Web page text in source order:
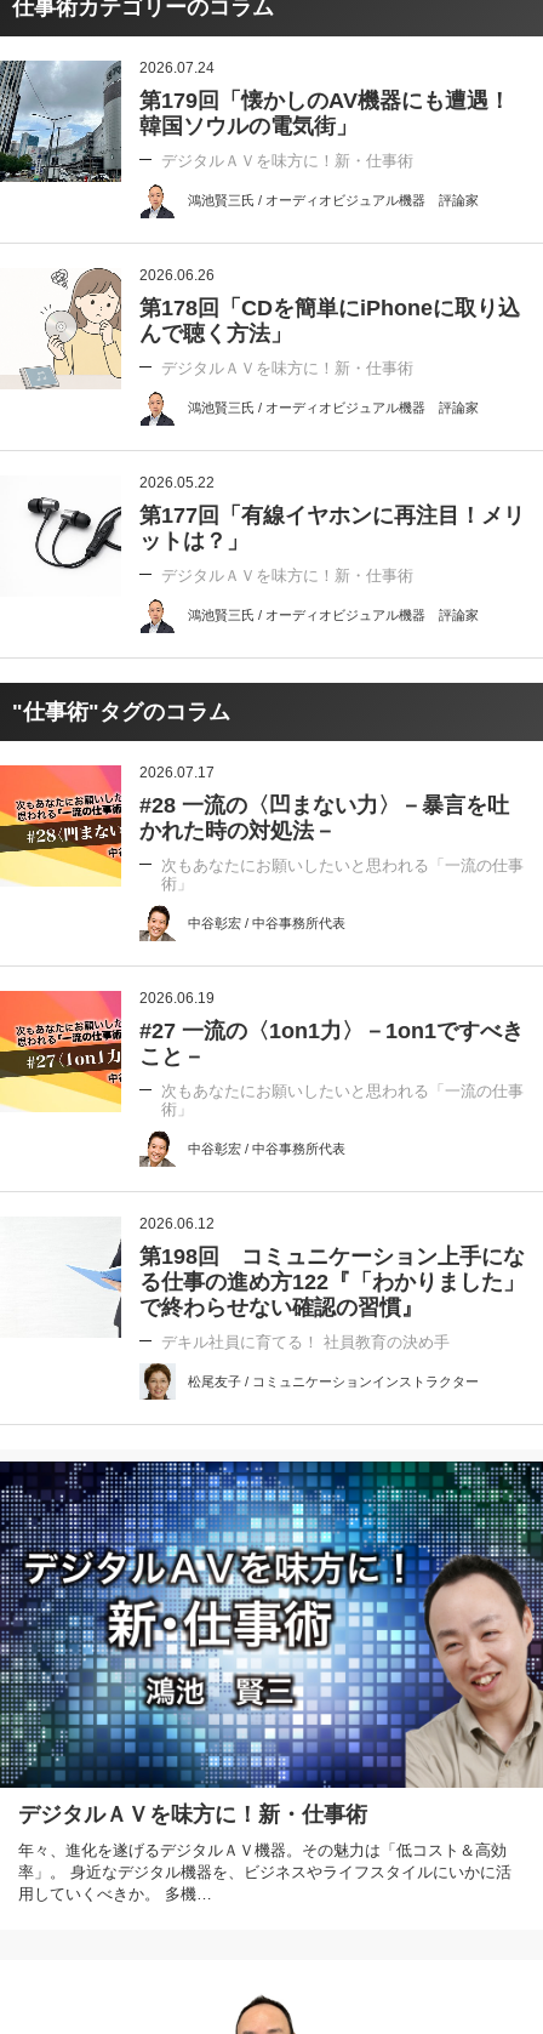
仕事術カテゴリーのコラム
2026.07.24
第179回「懐かしのAV機器にも遭遇！
韓国ソウルの電気街」
デジタルＡＶを味方に！新・仕事術
鴻池賢三氏 / オーディオビジュアル機器 評論家
2026.06.26
第178回「CDを簡単にiPhoneに取り込
んで聴く方法」
デジタルＡＶを味方に！新・仕事術
鴻池賢三氏 / オーディオビジュアル機器 評論家
2026.05.22
第177回「有線イヤホンに再注目！メリ
ットは？」
デジタルＡＶを味方に！新・仕事術
鴻池賢三氏 / オーディオビジュアル機器 評論家
"仕事術"タグのコラム
2026.07.17
#28 一流の〈凹まない力〉－暴言を吐
かれた時の対処法－
次もあなたにお願いしたいと思われる「一流の仕事
術」
中谷彰宏 / 中谷事務所代表
2026.06.19
#27 一流の〈1on1力〉－1on1ですべき
こと－
次もあなたにお願いしたいと思われる「一流の仕事
術」
中谷彰宏 / 中谷事務所代表
2026.06.12
第198回 コミュニケーション上手にな
る仕事の進め方122『「わかりました」
で終わらせない確認の習慣』
デキル社員に育てる！ 社員教育の決め手
松尾友子 / コミュニケーションインストラクター
デジタルＡＶを味方に！新・仕事術
年々、進化を遂げるデジタルＡＶ機器。その魅力は「低コスト＆高効
率」。 身近なデジタル機器を、ビジネスやライフスタイルにいかに活
用していくべきか。 多機…